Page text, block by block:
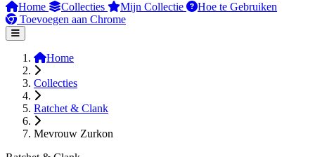
Home Collecties Mijn Collectie
Hoe te Gebruiken
Toevoegen aan Chrome
Home
Collecties
Ratchet & Clank
Mevrouw Zurkon